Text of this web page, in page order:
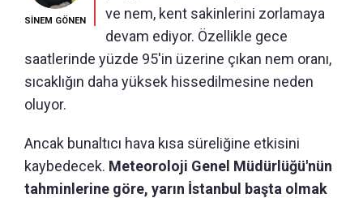
SİNEM GÖNEN
ve nem, kent sakinlerini zorlamaya
devam ediyor. Özellikle gece
saatlerinde yüzde 95'in üzerine çıkan nem oranı,
sıcaklığın daha yüksek hissedilmesine neden
oluyor.
Ancak bunaltıcı hava kısa süreliğine etkisini
kaybedecek. Meteoroloji Genel Müdürlüğü'nün
tahminlerine göre, yarın İstanbul başta olmak